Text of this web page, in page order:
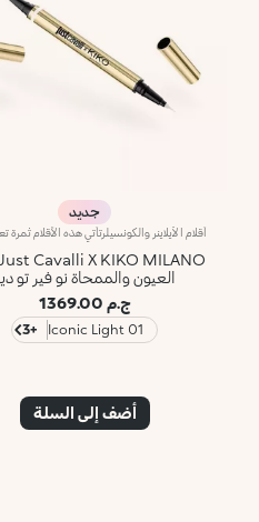
جديد
العيون والممحاة نو فير تو
ج.م 1369.00
01 Iconic Light
+3
أضف إلى السلة